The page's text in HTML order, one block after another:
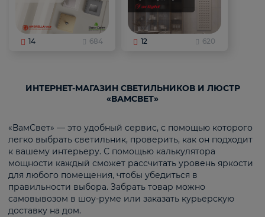
14 684 12 620
ИНТЕРНЕТ-МАГАЗИН СВЕТИЛЬНИКОВ И ЛЮСТР
«ВАМСВЕТ»
«ВамСвет» — это удобный сервис, с помощью которого
легко выбрать светильник, проверить, как он подходит
к вашему интерьеру. С помощью калькулятора
мощности каждый сможет рассчитать уровень яркости
для любого помещения, чтобы убедиться в
правильности выбора. Забрать товар можно
самовывозом в шоу-руме или заказать курьерскую
доставку на дом.